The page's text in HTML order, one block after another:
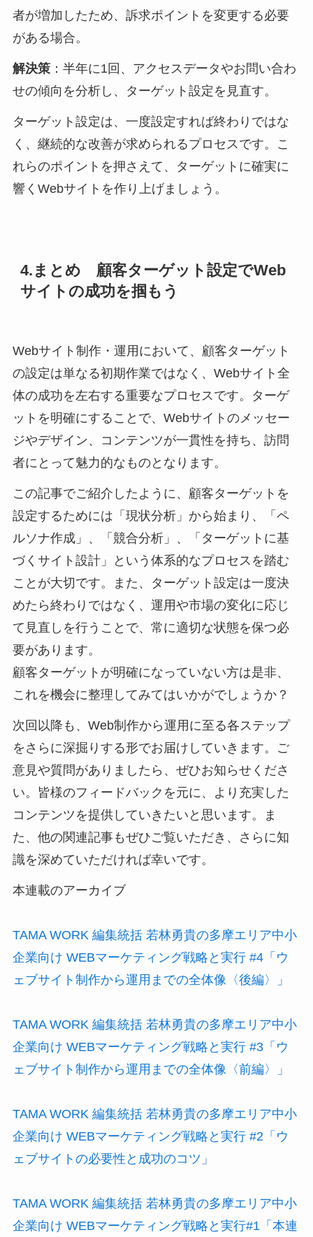
者が増加したため、訴求ポイントを変更する必要
がある場合。
解決策：半年に1回、アクセスデータやお問い合わ
せの傾向を分析し、ターゲット設定を見直す。
ターゲット設定は、一度設定すれば終わりではな
く、継続的な改善が求められるプロセスです。こ
れらのポイントを押さえて、ターゲットに確実に
響くWebサイトを作り上げましょう。
4.まとめ 顧客ターゲット設定でWeb
サイトの成功を掴もう
Webサイト制作・運用において、顧客ターゲット
の設定は単なる初期作業ではなく、Webサイト全
体の成功を左右する重要なプロセスです。ターゲ
ットを明確にすることで、Webサイトのメッセー
ジやデザイン、コンテンツが一貫性を持ち、訪問
者にとって魅力的なものとなります。
この記事でご紹介したように、顧客ターゲットを
設定するためには「現状分析」から始まり、「ペ
ルソナ作成」、「競合分析」、「ターゲットに基
づくサイト設計」という体系的なプロセスを踏む
ことが大切です。また、ターゲット設定は一度決
めたら終わりではなく、運用や市場の変化に応じ
て見直しを行うことで、常に適切な状態を保つ必
要があります。
顧客ターゲットが明確になっていない方は是非、
これを機会に整理してみてはいかがでしょうか？
次回以降も、Web制作から運用に至る各ステップ
をさらに深掘りする形でお届けしていきます。ご
意見や質問がありましたら、ぜひお知らせくださ
い。皆様のフィードバックを元に、より充実した
コンテンツを提供していきたいと思います。ま
た、他の関連記事もぜひご覧いただき、さらに知
識を深めていただければ幸いです。
本連載のアーカイブ
TAMA WORK 編集統括 若林勇貴の多摩エリア中小
企業向け WEBマーケティング戦略と実行 #4「ウ
ェブサイト制作から運用までの全体像〈後編〉」
TAMA WORK 編集統括 若林勇貴の多摩エリア中小
企業向け WEBマーケティング戦略と実行 #3「ウ
ェブサイト制作から運用までの全体像〈前編〉」
TAMA WORK 編集統括 若林勇貴の多摩エリア中小
企業向け WEBマーケティング戦略と実行 #2「ウ
ェブサイトの必要性と成功のコツ」
TAMA WORK 編集統括 若林勇貴の多摩エリア中小
企業向け WEBマーケティング戦略と実行#1「本連